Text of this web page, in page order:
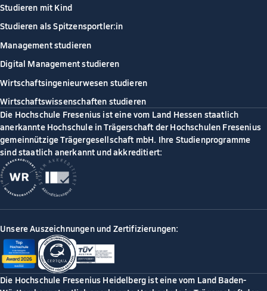
Studieren mit Kind
Studieren als Spitzensportler:in
Management studieren
Digital Management studieren
Wirtschaftsingenieurwesen studieren
Wirtschaftswissenschaften studieren
Die Hochschule Fresenius ist eine vom Land Hessen staatlich
anerkannte Hochschule in Trägerschaft der Hochschulen Fresenius
gemeinnützige Trägergesellschaft mbH. Ihre Studienprogramme
sind staatlich anerkannt und akkreditiert:
Unsere Auszeichnungen und Zertifizierungen:
Die Hochschule Fresenius Heidelberg ist eine vom Land Baden-